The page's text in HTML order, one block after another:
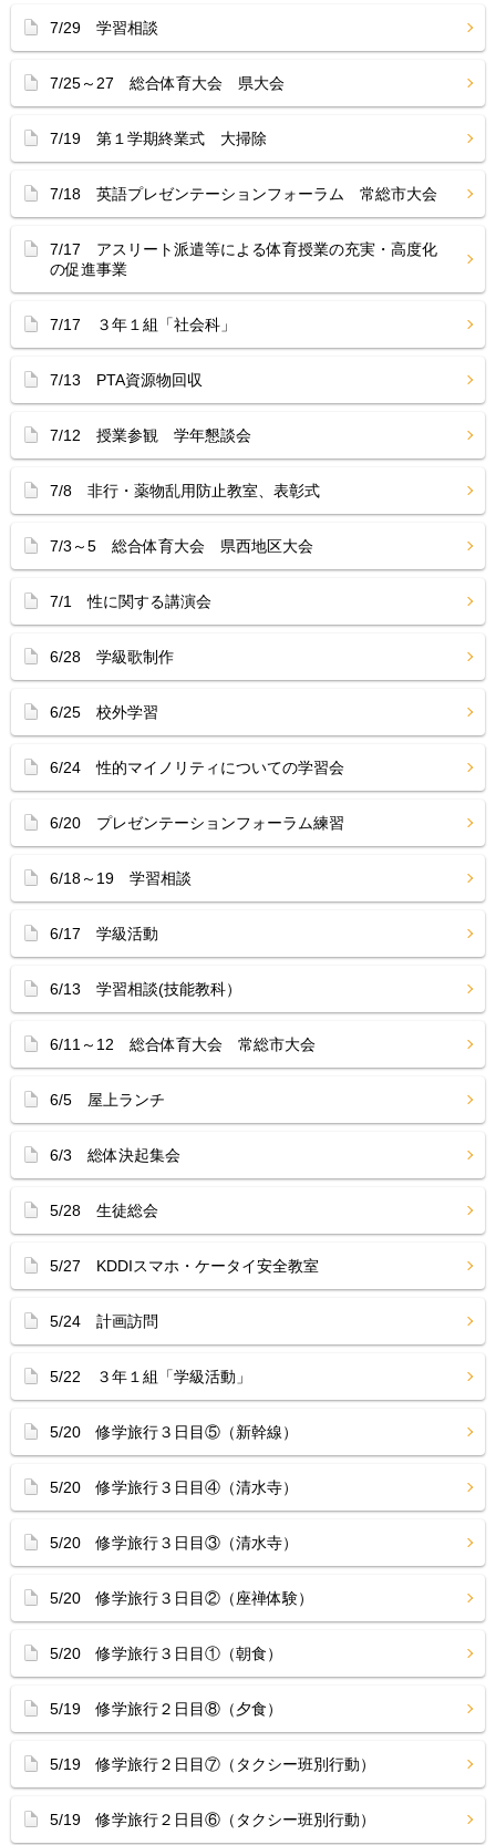
7/29 学習相談
7/25～27 総合体育大会 県大会
7/19 第１学期終業式 大掃除
7/18 英語プレゼンテーションフォーラム 常総市大会
7/17 アスリート派遣等による体育授業の充実・高度化
の促進事業
7/17 ３年１組「社会科」
7/13 PTA資源物回収
7/12 授業参観 学年懇談会
7/8 非行・薬物乱用防止教室、表彰式
7/3～5 総合体育大会 県西地区大会
7/1 性に関する講演会
6/28 学級歌制作
6/25 校外学習
6/24 性的マイノリティについての学習会
6/20 プレゼンテーションフォーラム練習
6/18～19 学習相談
6/17 学級活動
6/13 学習相談(技能教科）
6/11～12 総合体育大会 常総市大会
6/5 屋上ランチ
6/3 総体決起集会
5/28 生徒総会
5/27 KDDIスマホ・ケータイ安全教室
5/24 計画訪問
5/22 ３年１組「学級活動」
5/20 修学旅行３日目⑤（新幹線）
5/20 修学旅行３日目④（清水寺）
5/20 修学旅行３日目③（清水寺）
5/20 修学旅行３日目②（座禅体験）
5/20 修学旅行３日目①（朝食）
5/19 修学旅行２日目⑧（夕食）
5/19 修学旅行２日目⑦（タクシー班別行動）
5/19 修学旅行２日目⑥（タクシー班別行動）